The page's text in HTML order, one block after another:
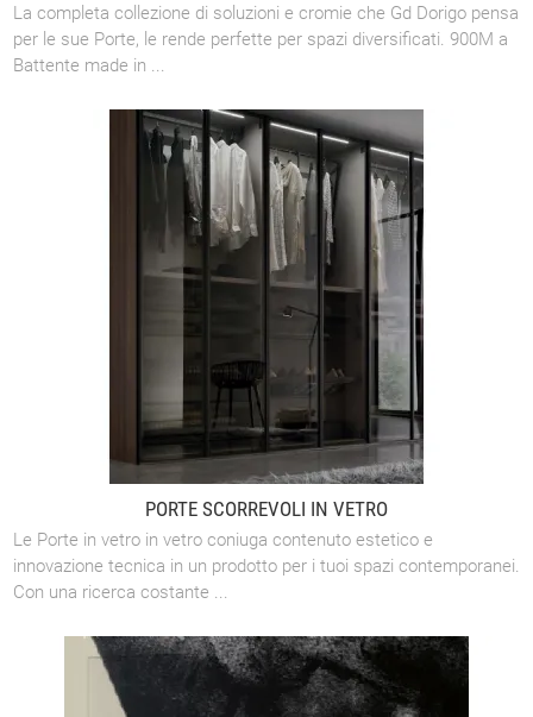
La completa collezione di soluzioni e cromie che Gd Dorigo pensa
per le sue Porte, le rende perfette per spazi diversificati. 900M a
Battente made in ...
PORTE SCORREVOLI IN VETRO
Le Porte in vetro in vetro coniuga contenuto estetico e
innovazione tecnica in un prodotto per i tuoi spazi contemporanei.
Con una ricerca costante ...